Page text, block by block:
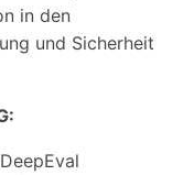
in den
und Sicherheit